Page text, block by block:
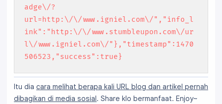
adge\/?
url=http:\/\/www.igniel.com\/","info_l
ink":"http:\/\/www.stumbleupon.com\/ur
l\/www.igniel.com\/"},"timestamp":1470
506523,"success":true}
Itu dia cara melihat berapa kali URL blog dan artikel pernah
dibagikan di media sosial . Share klo bermanfaat. Enjoy~